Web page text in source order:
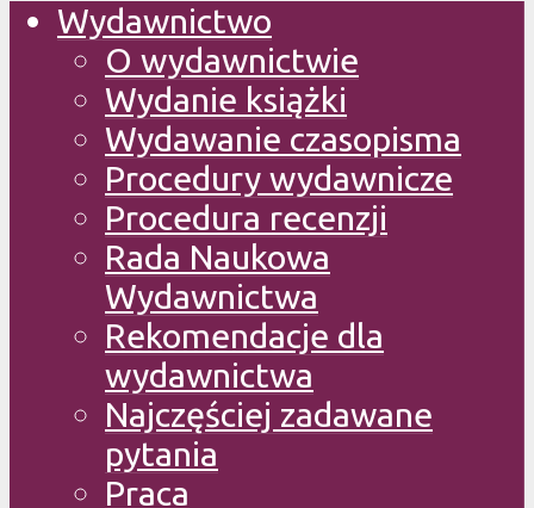
Wydawnictwo
O wydawnictwie
Wydanie książki
Wydawanie czasopisma
Procedury wydawnicze
Procedura recenzji
Rada Naukowa
Wydawnictwa
Rekomendacje dla
wydawnictwa
Najczęściej zadawane
pytania
Praca